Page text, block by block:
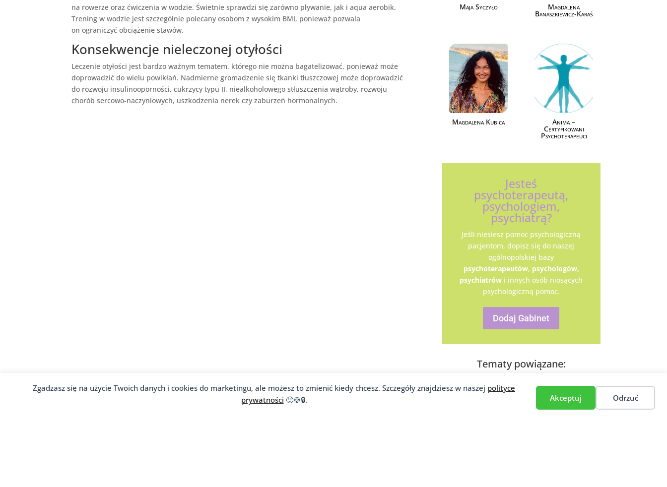
Zgadzasz się na użycie Twoich danych i cookies do marketingu, ale możesz to zmienić kiedy chcesz. Szczegóły znajdziesz w naszej polityce
prywatności 🙂🍪🔒. Akceptuj Odrzuć
na rowerze oraz ćwiczenia w wodzie. Świetnie sprawdzi się zarówno pływanie, jak i aqua aerobik.
Trening w wodzie jest szczególnie polecany osobom z wysokim BMI, ponieważ pozwala
on ograniczyć obciążenie stawów.
Konsekwencje nieleczonej otyłości
Leczenie otyłości jest bardzo ważnym tematem, którego nie można bagatelizować, ponieważ może
doprowadzić do wielu powikłań. Nadmierne gromadzenie się tkanki tłuszczowej może doprowadzić
do rozwoju insulinooporności, cukrzycy typu II, niealkoholowego stłuszczenia wątroby, rozwoju
chorób sercowo-naczyniowych, uszkodzenia nerek czy zaburzeń hormonalnych.
Maja Syczyło Magdalena
Banaszkiewicz-Karaś
Magdalena Kubica Anima –
Certyfikowani
Psychoterapeuci
Jesteś
psychoterapeutą,
psychologiem,
psychiatrą?
Jeśli niesiesz pomoc psychologiczną
pacjentom, dopisz się do naszej
ogólnopolskiej bazy
psychoterapeutów, psychologów,
psychiatrów i innych osób niosących
psychologiczną pomoc.
Dodaj Gabinet
Tematy powiązane:
Ten artykuł porusza takie tematy jak: